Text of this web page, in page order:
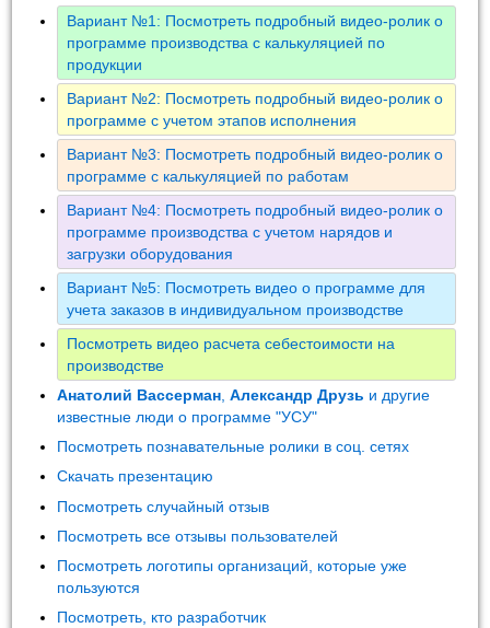
Вариант №1: Посмотреть подробный видео-ролик о
программе производства с калькуляцией по
продукции
Вариант №2: Посмотреть подробный видео-ролик о
программе с учетом этапов исполнения
Вариант №3: Посмотреть подробный видео-ролик о
программе с калькуляцией по работам
Вариант №4: Посмотреть подробный видео-ролик о
программе производства с учетом нарядов и
загрузки оборудования
Вариант №5: Посмотреть видео о программе для
учета заказов в индивидуальном производстве
Посмотреть видео расчета себестоимости на
производстве
Анатолий Вассерман ,Александр Друзь и другие
известные люди о программе "УСУ"
Посмотреть познавательные ролики в соц. сетях
Скачать презентацию
Посмотреть случайный отзыв
Посмотреть все отзывы пользователей
Посмотреть логотипы организаций, которые уже
пользуются
Посмотреть, кто разработчик